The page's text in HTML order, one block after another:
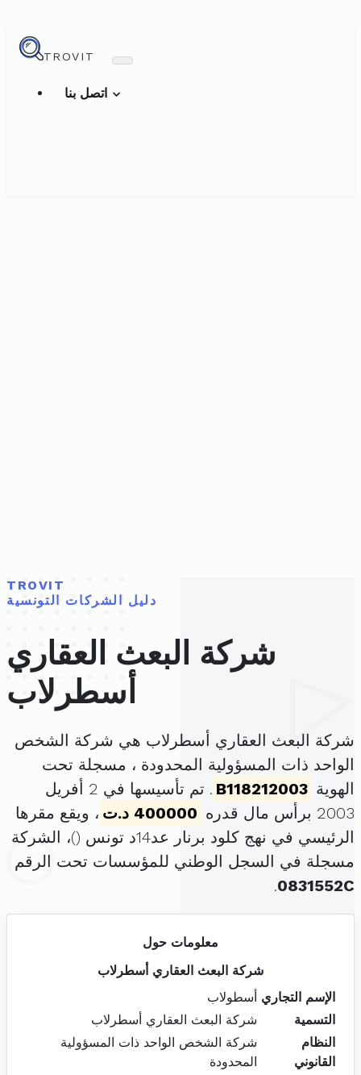
TROVIT
TROVIT
دليل الشركات التونسية
شركة البعث العقاري
أسطرلاب
شركة البعث العقاري أسطرلاب هي شركة الشخص
الواحد ذات المسؤولية المحدودة ، مسجلة تحت
الهوية B118212003
. تم تأسيسها في 2 أفريل
2003 برأس مال قدره
400000 د.ت
، ويقع مقرها
الرئيسي في نهج كلود برنار عد14د تونس (
)، الشركة
مسجلة في السجل الوطني للمؤسسات تحت الرقم
0831552C
.
معلومات حول
شركة البعث العقاري أسطرلاب
الإسم التجاري أسطولاب
التسمية
شركة البعث العقاري أسطرلاب
النظام
القانوني
شركة الشخص الواحد ذات المسؤولية
المحدودة